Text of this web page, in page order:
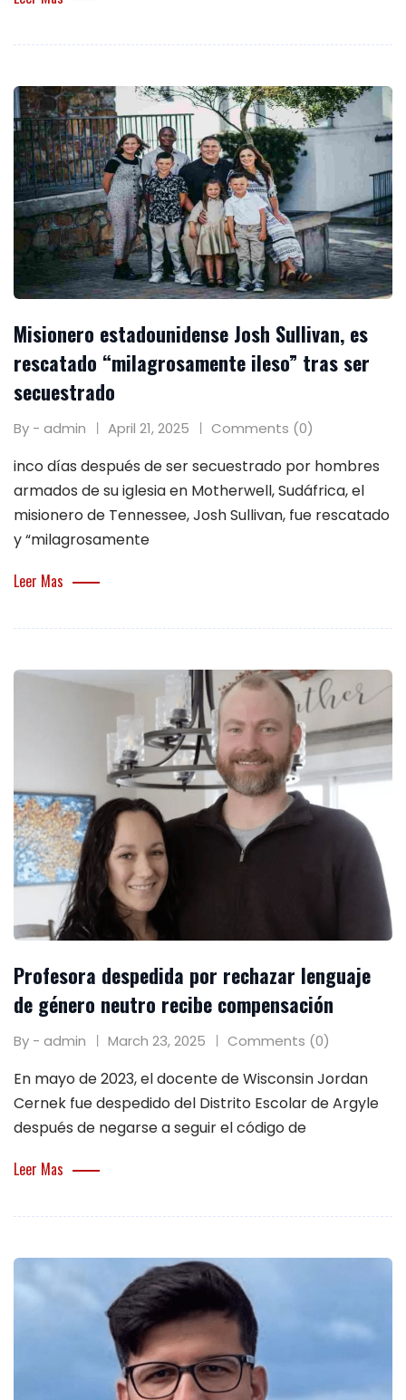
Misionero estadounidense Josh Sullivan, es
rescatado “milagrosamente ileso” tras ser
secuestrado
By - admin April 21, 2025 Comments (0)
inco días después de ser secuestrado por hombres
armados de su iglesia en Motherwell, Sudáfrica, el
misionero de Tennessee, Josh Sullivan, fue rescatado
y “milagrosamente
Leer Mas
Profesora despedida por rechazar lenguaje
de género neutro recibe compensación
By - admin March 23, 2025 Comments (0)
En mayo de 2023, el docente de Wisconsin Jordan
Cernek fue despedido del Distrito Escolar de Argyle
después de negarse a seguir el código de
Leer Mas